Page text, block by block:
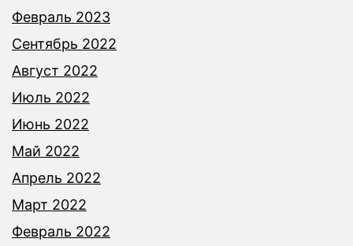
Февраль 2023
Сентябрь 2022
Август 2022
Июль 2022
Июнь 2022
Май 2022
Апрель 2022
Март 2022
Февраль 2022